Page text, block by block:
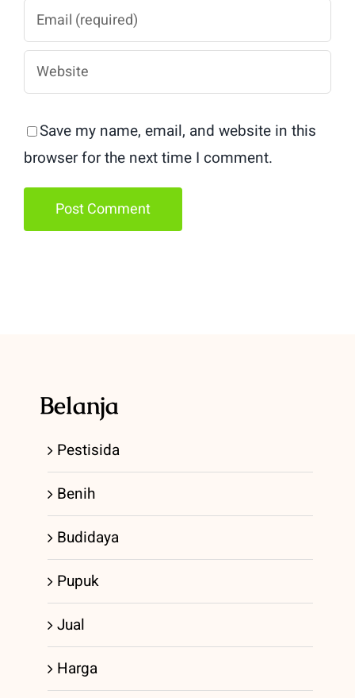
Save my name, email, and website in this
browser for the next time I comment.
Belanja
Pestisida
Benih
Budidaya
Pupuk
Jual
Harga